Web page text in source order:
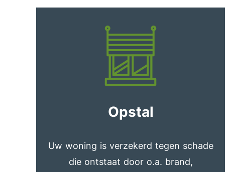
Opstal
Uw woning is verzekerd tegen schade
die ontstaat door o.a. brand,